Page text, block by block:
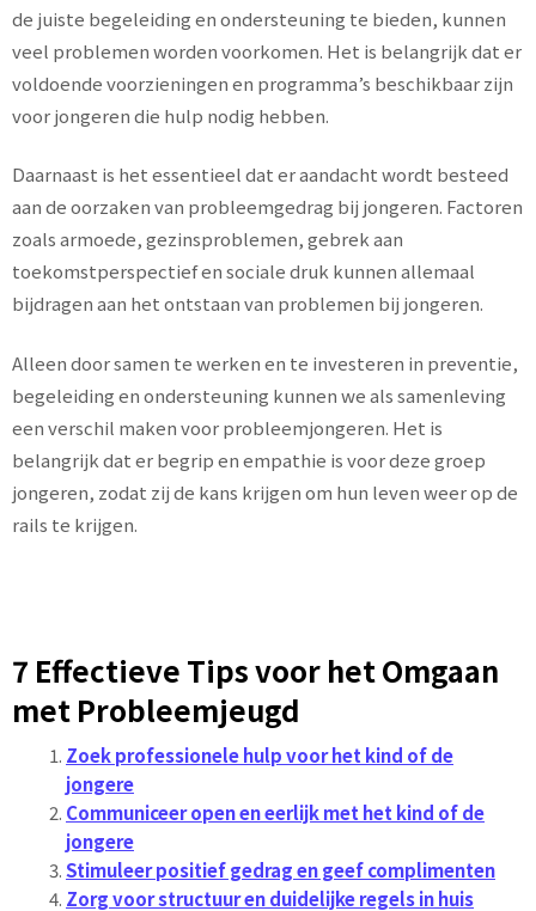
de juiste begeleiding en ondersteuning te bieden, kunnen
veel problemen worden voorkomen. Het is belangrijk dat er
voldoende voorzieningen en programma’s beschikbaar zijn
voor jongeren die hulp nodig hebben.
Daarnaast is het essentieel dat er aandacht wordt besteed
aan de oorzaken van probleemgedrag bij jongeren. Factoren
zoals armoede, gezinsproblemen, gebrek aan
toekomstperspectief en sociale druk kunnen allemaal
bijdragen aan het ontstaan van problemen bij jongeren.
Alleen door samen te werken en te investeren in preventie,
begeleiding en ondersteuning kunnen we als samenleving
een verschil maken voor probleemjongeren. Het is
belangrijk dat er begrip en empathie is voor deze groep
jongeren, zodat zij de kans krijgen om hun leven weer op de
rails te krijgen.
7 Effectieve Tips voor het Omgaan
met Probleemjeugd
Zoek professionele hulp voor het kind of de
jongere
Communiceer open en eerlijk met het kind of de
jongere
Stimuleer positief gedrag en geef complimenten
Zorg voor structuur en duidelijke regels in huis